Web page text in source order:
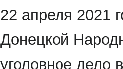
22 апреля 2021
Донецкой
уголовное дело